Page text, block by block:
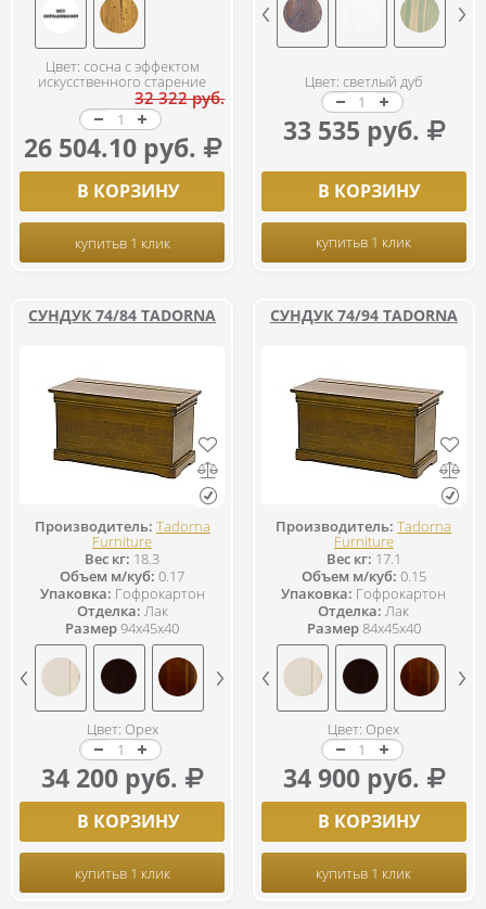
Цвет: сосна с эффектом
искусственного старение
32 322 руб.
26 504.10 руб.
В КОРЗИНУ
купитьв 1 клик
Цвет: светлый дуб
33 535 руб.
В КОРЗИНУ
купитьв 1 клик
СУНДУК 74/84 TADORNA
Производитель: Tadorna
Furniture
Вес кг: 18.3
Объем м/куб: 0.17
Упаковка: Гофрокартон
Отделка: Лак
Размер94x45x40
Цвет: Орех
34 200 руб.
В КОРЗИНУ
купитьв 1 клик
СУНДУК 74/94 TADORNA
Производитель: Tadorna
Furniture
Вес кг: 17.1
Объем м/куб: 0.15
Упаковка: Гофрокартон
Отделка: Лак
Размер84x45x40
Цвет: Орех
34 900 руб.
В КОРЗИНУ
купитьв 1 клик